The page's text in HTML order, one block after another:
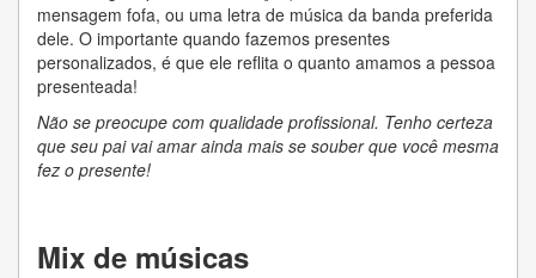
mensagem fofa, ou uma letra de música da banda preferida
dele. O importante quando fazemos presentes
personalizados, é que ele reflita o quanto amamos a pessoa
presenteada!
Não se preocupe com qualidade profissional. Tenho certeza
que seu pai vai amar ainda mais se souber que você mesma
fez o presente!
Mix de músicas